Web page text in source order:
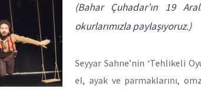
(Bahar Çuhadar’ın 19
okurlarımızla paylaşıyoruz.)
Seyyar Sahne’nin ‘Tehlikeli
el, ayak ve parmaklarını,